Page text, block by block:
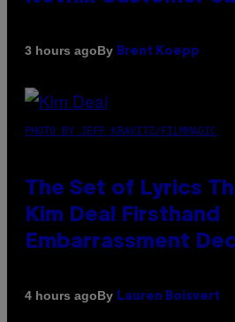
3 hours agoBy Brent Koepp
PHOTO BY JEFF KRAVITZ/FILMMAGIC
The Set of Lyrics
Kim Deal Firsthand
Embarrassment
4 hours agoBy Lauren Boisvert